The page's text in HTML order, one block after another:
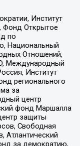
Институт
Фонд Открытое
по
Национальный
Отношений,
Международный
Институт
регионального
за
центр
фонд Маршалла
защиты
Свободная
Атлантический
за демократию,